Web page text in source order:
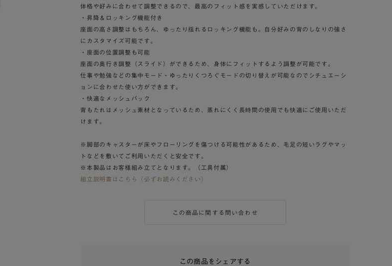
体格や好みに合わせて調整できるので、最高のフィット感を実感していただけます。
・昇降＆ロッキング機能付き
座面の高さ調整はもちろん、ゆったり揺れるロッキング機能も。自分好みの背のしなりの強さ
にカスタマイズ可能です。
・座面の位置調整も可能
座面の奥行き調整（スライド）ができるため、身体にフィットするよう調整が可能です。
仕事や勉強などの集中モード・ゆったりくつろぐモードの切り替えが可能なのでシチュエーシ
ョンに合わせた使い方ができます。
・快適なメッシュバック
背もたれはメッシュ素材となっているため、蒸れにくく長時間の使用でも快適にご使用いただ
けます。
※脚部のキャスターが床やフローリングを傷つける可能性があるため、毛足の短いラグやマッ
トなどを敷いてご利用いただくと安全です。
※本製品はお客様組み立てとなります。（工具付属）
組立説明書はこちら（必ずお読みください）
この商品に関する問い合わせ
この商品をシェアする